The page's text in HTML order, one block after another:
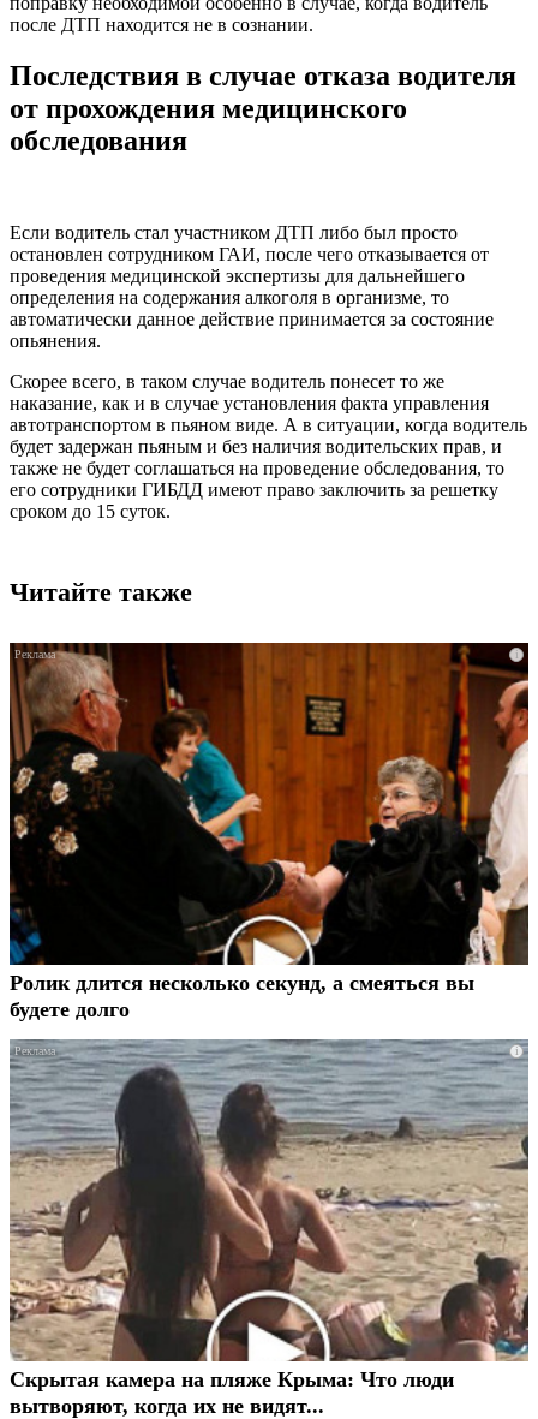
после ДТП находится не в сознании.
Последствия в случае отказа водителя
от прохождения медицинского
обследования
Если водитель стал участником ДТП либо был просто
остановлен сотрудником ГАИ, после чего отказывается от
проведения медицинской экспертизы для дальнейшего
определения на содержания алкоголя в организме, то
автоматически данное действие принимается за состояние
опьянения.
Скорее всего, в таком случае водитель понесет то же
наказание, как и в случае установления факта управления
автотранспортом в пьяном виде. А в ситуации, когда водитель
будет задержан пьяным и без наличия водительских прав, и
также не будет соглашаться на проведение обследования, то
его сотрудники ГИБДД имеют право заключить за решетку
сроком до 15 суток.
Читайте также
i
Ролик длится несколько секунд, а смеяться вы
будете долго
i
Скрытая камера на пляже Крыма: Что люди
вытворяют, когда их не видят...